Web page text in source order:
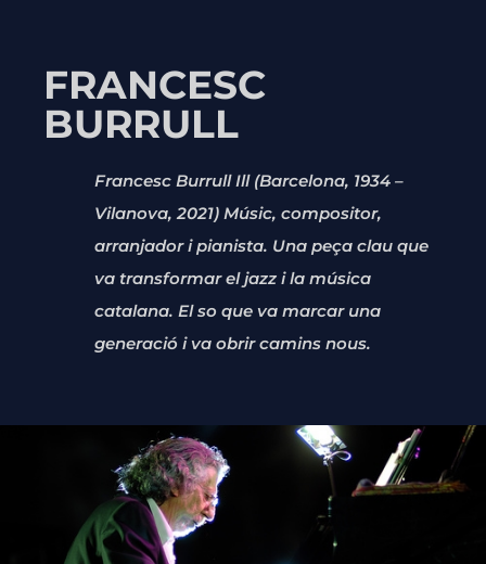
FRANCESC
BURRULL
Francesc Burrull Ill (Barcelona, 1934 –
Vilanova, 2021) Músic, compositor,
arranjador i pianista. Una peça clau que
va transformar el jazz i la música
catalana. El so que va marcar una
generació i va obrir camins nous.